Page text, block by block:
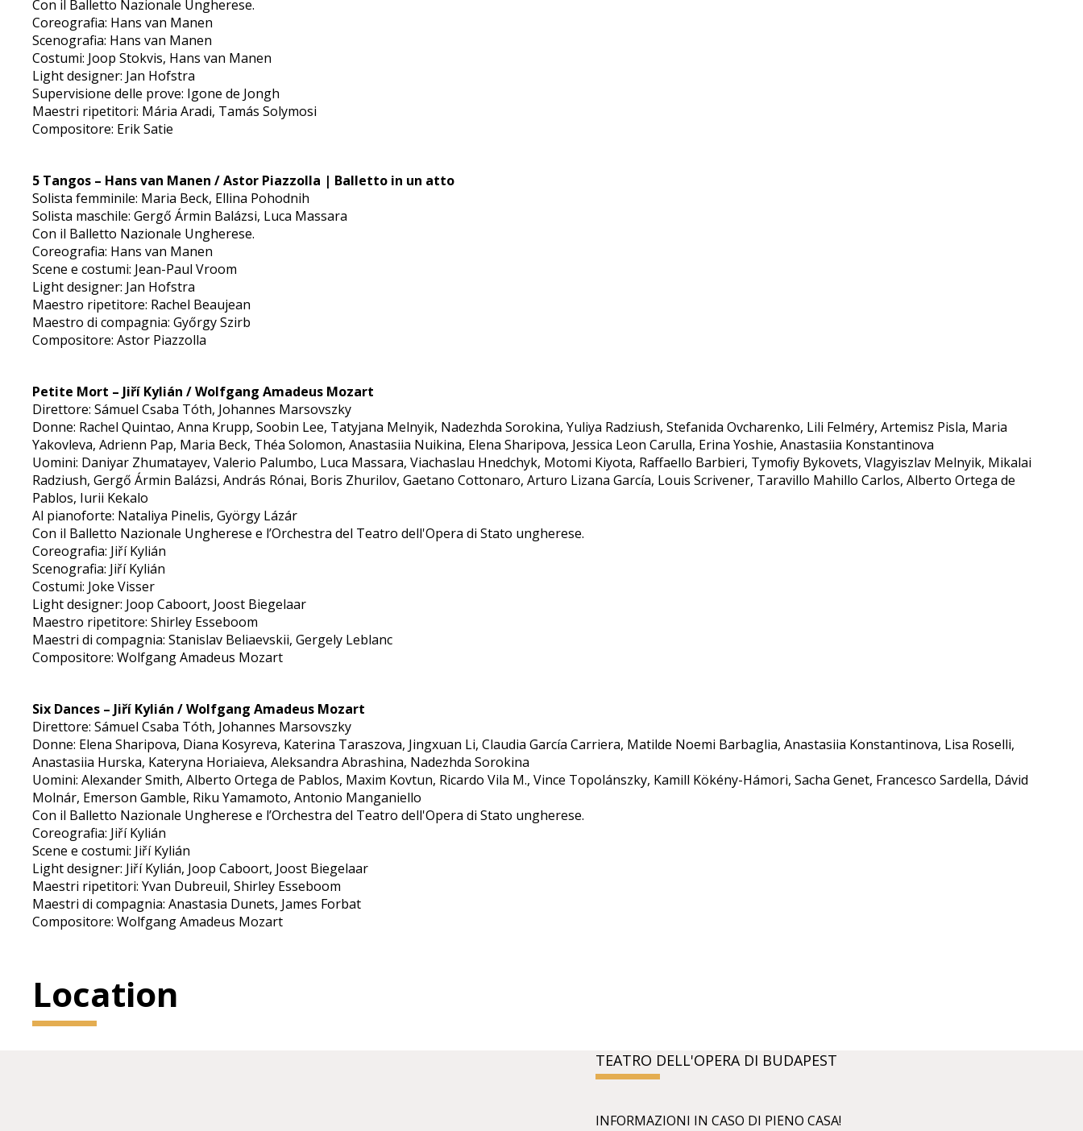
Con il Balletto Nazionale Ungherese.
Coreografia: Hans van Manen
Scenografia: Hans van Manen
Costumi: Joop Stokvis, Hans van Manen
Light designer: Jan Hofstra
Supervisione delle prove: Igone de Jongh
Maestri ripetitori: Mária Aradi, Tamás Solymosi
Compositore: Erik Satie
5 Tangos – Hans van Manen / Astor Piazzolla | Balletto in un atto
Solista femminile: Maria Beck, Ellina Pohodnih
Solista maschile: Gergő Ármin Balázsi, Luca Massara
Con il Balletto Nazionale Ungherese.
Coreografia: Hans van Manen
Scene e costumi: Jean-Paul Vroom
Light designer: Jan Hofstra
Maestro ripetitore: Rachel Beaujean
Maestro di compagnia: Győrgy Szirb
Compositore: Astor Piazzolla
Petite Mort – Jiří Kylián / Wolfgang Amadeus Mozart
Direttore: Sámuel Csaba Tóth, Johannes Marsovszky
Donne: Rachel Quintao, Anna Krupp, Soobin Lee, Tatyjana Melnyik, Nadezhda Sorokina, Yuliya Radziush, Stefanida Ovcharenko, Lili Felméry, Artemisz Pisla, Maria
Yakovleva, Adrienn Pap, Maria Beck, Théa Solomon, Anastasiia Nuikina, Elena Sharipova, Jessica Leon Carulla, Erina Yoshie, Anastasiia Konstantinova
Uomini: Daniyar Zhumatayev, Valerio Palumbo, Luca Massara, Viachaslau Hnedchyk, Motomi Kiyota, Raffaello Barbieri, Tymofiy Bykovets, Vlagyiszlav Melnyik, Mikalai
Radziush, Gergő Ármin Balázsi, András Rónai, Boris Zhurilov, Gaetano Cottonaro, Arturo Lizana García, Louis Scrivener, Taravillo Mahillo Carlos, Alberto Ortega de
Pablos, Iurii Kekalo
Al pianoforte: Nataliya Pinelis, György Lázár
Con il Balletto Nazionale Ungherese e l’Orchestra del Teatro dell'Opera di Stato ungherese.
Coreografia: Jiří Kylián
Scenografia: Jiří Kylián
Costumi: Joke Visser
Light designer: Joop Caboort, Joost Biegelaar
Maestro ripetitore: Shirley Esseboom
Maestri di compagnia: Stanislav Beliaevskii, Gergely Leblanc
Compositore: Wolfgang Amadeus Mozart
Six Dances – Jiří Kylián / Wolfgang Amadeus Mozart
Direttore: Sámuel Csaba Tóth, Johannes Marsovszky
Donne: Elena Sharipova, Diana Kosyreva, Katerina Taraszova, Jingxuan Li, Claudia García Carriera, Matilde Noemi Barbaglia, Anastasiia Konstantinova, Lisa Roselli,
Anastasiia Hurska, Kateryna Horiaieva, Aleksandra Abrashina, Nadezhda Sorokina
Uomini: Alexander Smith, Alberto Ortega de Pablos, Maxim Kovtun, Ricardo Vila M., Vince Topolánszky, Kamill Kökény-Hámori, Sacha Genet, Francesco Sardella, Dávid
Molnár, Emerson Gamble, Riku Yamamoto, Antonio Manganiello
Con il Balletto Nazionale Ungherese e l’Orchestra del Teatro dell'Opera di Stato ungherese.
Coreografia: Jiří Kylián
Scene e costumi: Jiří Kylián
Light designer: Jiří Kylián, Joop Caboort, Joost Biegelaar
Maestri ripetitori: Yvan Dubreuil, Shirley Esseboom
Maestri di compagnia: Anastasia Dunets, James Forbat
Compositore: Wolfgang Amadeus Mozart
Location
TEATRO DELL'OPERA DI BUDAPEST
INFORMAZIONI IN CASO DI PIENO CASA!